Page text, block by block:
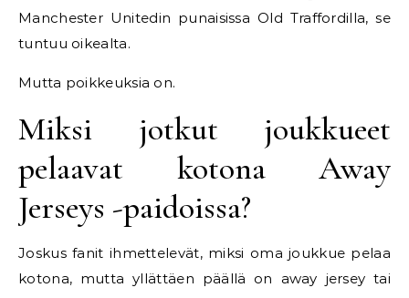
Manchester Unitedin punaisissa Old Traffordilla, se
tuntuu oikealta.
Mutta poikkeuksia on.
Miksi jotkut joukkueet
pelaavat kotona Away
Jerseys -paidoissa?
Joskus fanit ihmettelevät, miksi oma joukkue pelaa
kotona, mutta yllättäen päällä on away jersey tai